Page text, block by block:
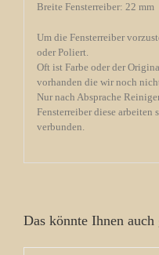
Breite Fensterreiber: 22 mm
Um die Fensterreiber
oder Poliert.
Oft ist Farbe oder der
vorhanden die wir noch
Nur nach Absprache
Fensterreiber diese
verbunden.
Das könnte Ihnen